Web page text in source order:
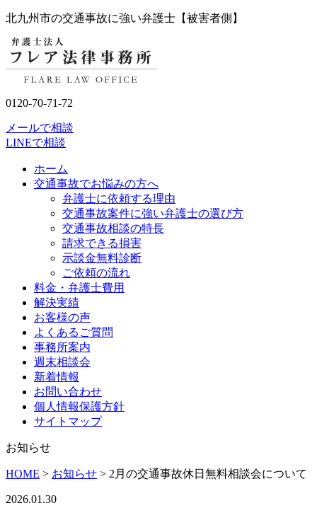
北九州市の交通事故に強い弁護士【被害者側】
0120-70-71-72
メールで相談
LINEで相談
ホーム
交通事故でお悩みの方へ
弁護士に依頼する理由
交通事故案件に強い弁護士の選び方
交通事故相談の特長
請求できる損害
示談金無料診断
ご依頼の流れ
料金・弁護士費用
解決実績
お客様の声
よくあるご質問
事務所案内
週末相談会
新着情報
お問い合わせ
個人情報保護方針
サイトマップ
お知らせ
HOME > お知らせ > 2月の交通事故休日無料相談会について
2026.01.30